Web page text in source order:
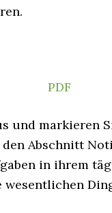
PDF
und markieren
Abschnitt
in ihrem